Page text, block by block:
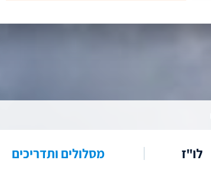
לו"ז מסלולים ותדריכים